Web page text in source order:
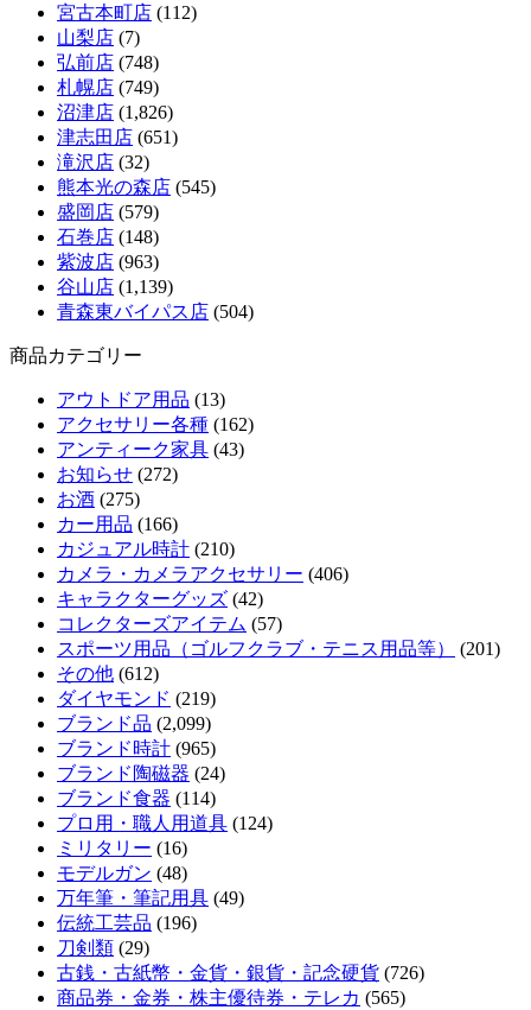
宮古本町店 (112)
山梨店 (7)
弘前店 (748)
札幌店 (749)
沼津店 (1,826)
津志田店 (651)
滝沢店 (32)
熊本光の森店 (545)
盛岡店 (579)
石巻店 (148)
紫波店 (963)
谷山店 (1,139)
青森東バイパス店 (504)
商品カテゴリー
アウトドア用品 (13)
アクセサリー各種 (162)
アンティーク家具 (43)
お知らせ (272)
お酒 (275)
カー用品 (166)
カジュアル時計 (210)
カメラ・カメラアクセサリー (406)
キャラクターグッズ (42)
コレクターズアイテム (57)
スポーツ用品（ゴルフクラブ・テニス用品等）
(201)
その他 (612)
ダイヤモンド (219)
ブランド品 (2,099)
ブランド時計 (965)
ブランド陶磁器 (24)
ブランド食器 (114)
プロ用・職人用道具 (124)
ミリタリー (16)
モデルガン (48)
万年筆・筆記用具 (49)
伝統工芸品 (196)
刀剣類 (29)
古銭・古紙幣・金貨・銀貨・記念硬貨 (726)
商品券・金券・株主優待券・テレカ (565)